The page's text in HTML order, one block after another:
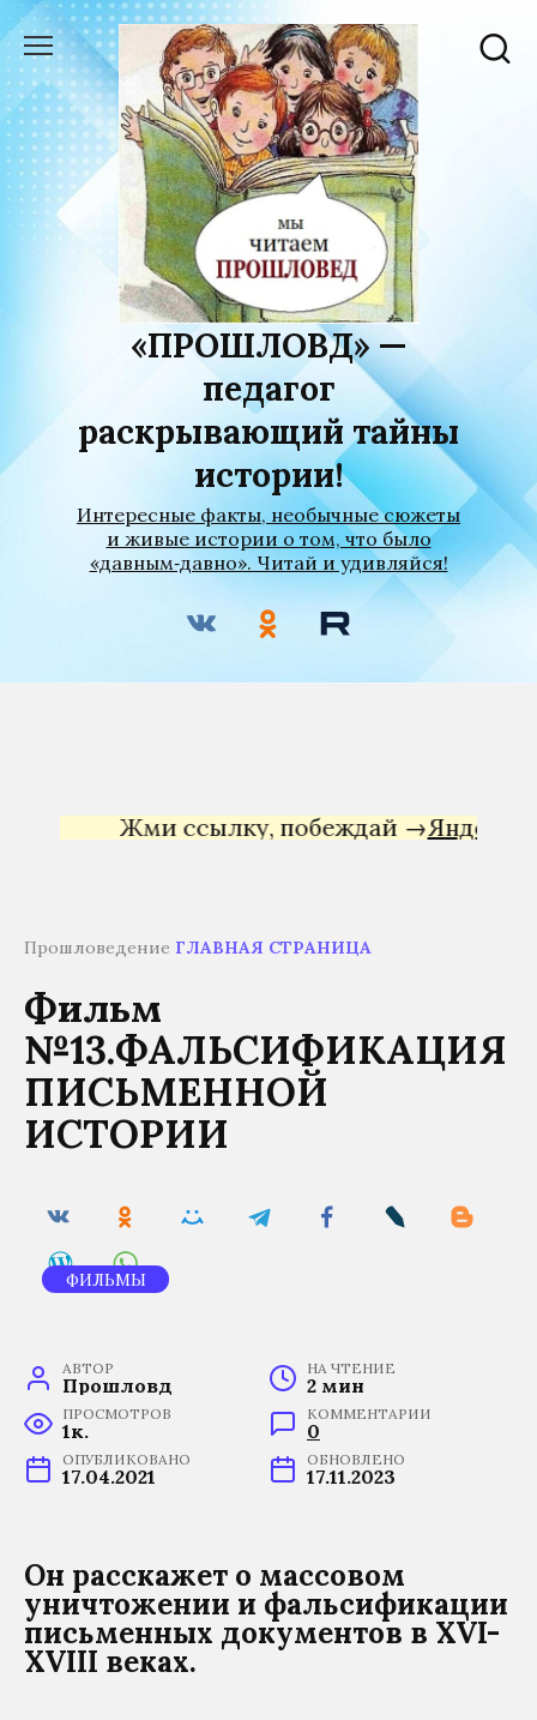
Перейти
к
содержанию
«ПРОШЛОВѢД» —
педагог
раскрывающий тайны
истории!
Интересные факты, необычные сюжеты
и живые истории о том, что было
«давным‑давно». Читай и удивляйся!
Жми ссылку, побеждай →Яндекс
Прошловедение ГЛАВНАЯ СТРАНИЦА
Фильм
№13.ФАЛЬСИФИКАЦИЯ
ПИСЬМЕННОЙ
ИСТОРИИ
ФИЛЬМЫ
АВТОР
Прошловѣд
НА ЧТЕНИЕ
2 мин
ПРОСМОТРОВ
1к.
КОММЕНТАРИИ
0
ОПУБЛИКОВАНО
17.04.2021
ОБНОВЛЕНО
17.11.2023
Он расскажет о массовом
уничтожении и фальсификации
письменных документов в XVI-
XVIII веках.